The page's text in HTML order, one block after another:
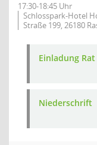
17:30-18:45 Uhr
Schlosspark-Hotel
Straße 199, 26180
Einladung Rat
Niederschrift